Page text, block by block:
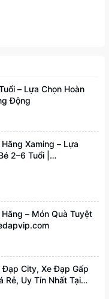
– Lựa Chọn Hoàn
Động
Xaming – Lựa
2–6 Tuổi |
– Món Quà Tuyệt
City, Xe Đạp Gấp
Rẻ, Uy Tín Nhất Tại